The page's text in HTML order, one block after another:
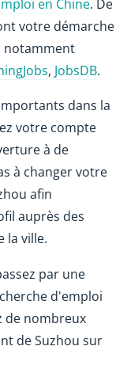
en Chine. De
votre démarche
notamment
, JobsDB.
dans la
votre compte
à de
à changer votre
afin
auprès des
la ville.
par une
d'emploi
de nombreux
de Suzhou sur